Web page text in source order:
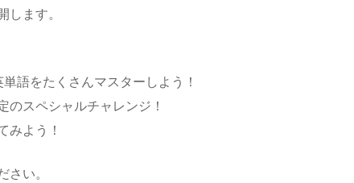
ます。
語をたくさんマスターしよう！
スペシャルチャレンジ！
みよう！
い。